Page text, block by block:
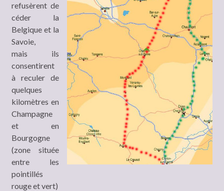
refusèrent de
céder la
Belgique et la
Savoie,
mais ils
consentirent
à reculer de
quelques
kilomètres en
Champagne
et en
Bourgogne
(zone située
entre les
pointillés
rouge et vert)